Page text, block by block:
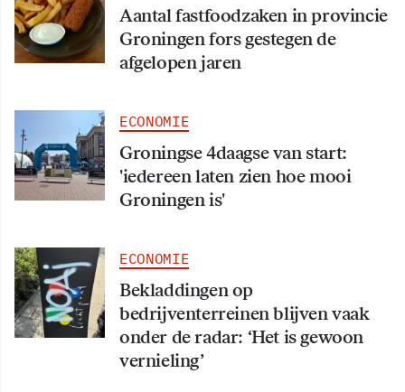
Aantal fastfoodzaken in provincie
Groningen fors gestegen de
afgelopen jaren
ECONOMIE
Groningse 4daagse van start:
'iedereen laten zien hoe mooi
Groningen is'
ECONOMIE
Bekladdingen op
bedrijventerreinen blijven vaak
onder de radar: ‘Het is gewoon
vernieling’